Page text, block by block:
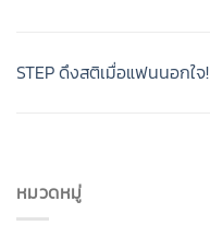
STEP ดึงสติเมื่อแฟนนอกใจ!
หมวดหมู่